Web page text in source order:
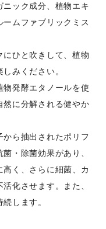
ック成分、植物エキ
ムファブリックミス
ひと吹きして、植物
みください。
発酵エタノールを使
然に分解される健やか
ら抽出されたポリフ
・除菌効果があり、
く、さらに細菌、カ
化させます。また、
します。